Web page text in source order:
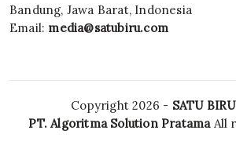
Bandung, Jawa Barat, Indonesia
Email: media@satubiru.com
Copyright 2026 - SATU
PT. Algoritma Solution PratamaAll